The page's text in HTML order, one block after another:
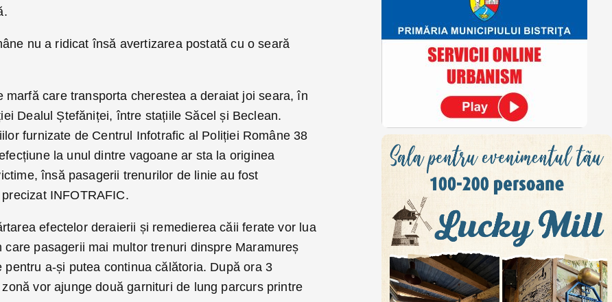
nu a ridicat însă avertizarea postată cu o seară
marfă care transporta cherestea a deraiat joi seara, în
Dealul Ștefăniței, între stațiile Săcel și Beclean.
furnizate de Centrul Infotrafic al Poliției Române 38
la unul dintre vagoane ar sta la originea
însă pasagerii trenurilor de linie au fost
INFOTRAFIC.
efectelor deraierii și remedierea căii ferate vor lua
pasagerii mai multor trenuri dinspre Maramureș
a-și putea continua călătoria. După ora 3
vor ajunge două garnituri de lung parcurs printre